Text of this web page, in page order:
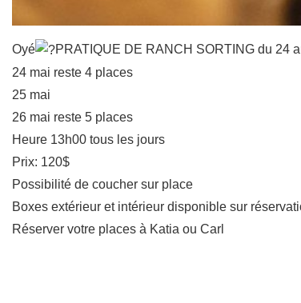
Oyé
PRATIQUE DE RANCH SORTING du 24
24 mai reste 4 places
25 mai
26 mai reste 5 places
Heure 13h00 tous les jours
Prix: 120$
Possibilité de coucher sur place
Boxes extérieur et intérieur disponible sur
Réserver votre places à Katia ou Carl